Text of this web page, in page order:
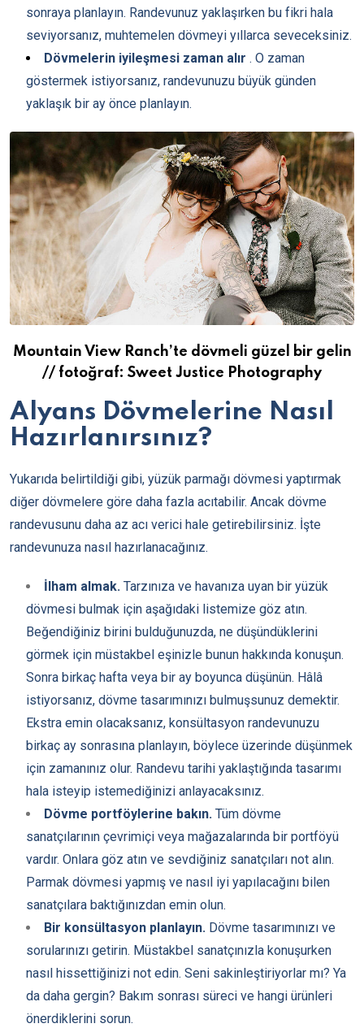
sonraya planlayın. Randevunuz yaklaşırken bu fikri hala
seviyorsanız, muhtemelen dövmeyi yıllarca seveceksiniz.
Dövmelerin iyileşmesi zaman alır . O zaman
göstermek istiyorsanız, randevunuzu büyük günden
yaklaşık bir ay önce planlayın.
Mountain View Ranch’te dövmeli güzel bir gelin
// fotoğraf: Sweet Justice Photography
Alyans Dövmelerine Nasıl
Hazırlanırsınız?
Yukarıda belirtildiği gibi, yüzük parmağı dövmesi yaptırmak
diğer dövmelere göre daha fazla acıtabilir. Ancak dövme
randevusunu daha az acı verici hale getirebilirsiniz. İşte
randevunuza nasıl hazırlanacağınız.
İlham almak. Tarzınıza ve havanıza uyan bir yüzük
dövmesi bulmak için aşağıdaki listemize göz atın.
Beğendiğiniz birini bulduğunuzda, ne düşündüklerini
görmek için müstakbel eşinizle bunun hakkında konuşun.
Sonra birkaç hafta veya bir ay boyunca düşünün. Hâlâ
istiyorsanız, dövme tasarımınızı bulmuşsunuz demektir.
Ekstra emin olacaksanız, konsültasyon randevunuzu
birkaç ay sonrasına planlayın, böylece üzerinde düşünmek
için zamanınız olur. Randevu tarihi yaklaştığında tasarımı
hala isteyip istemediğinizi anlayacaksınız.
Dövme portföylerine bakın. Tüm dövme
sanatçılarının çevrimiçi veya mağazalarında bir portföyü
vardır. Onlara göz atın ve sevdiğiniz sanatçıları not alın.
Parmak dövmesi yapmış ve nasıl iyi yapılacağını bilen
sanatçılara baktığınızdan emin olun.
Bir konsültasyon planlayın. Dövme tasarımınızı ve
sorularınızı getirin. Müstakbel sanatçınızla konuşurken
nasıl hissettiğinizi not edin. Seni sakinleştiriyorlar mı? Ya
da daha gergin? Bakım sonrası süreci ve hangi ürünleri
önerdiklerini sorun.